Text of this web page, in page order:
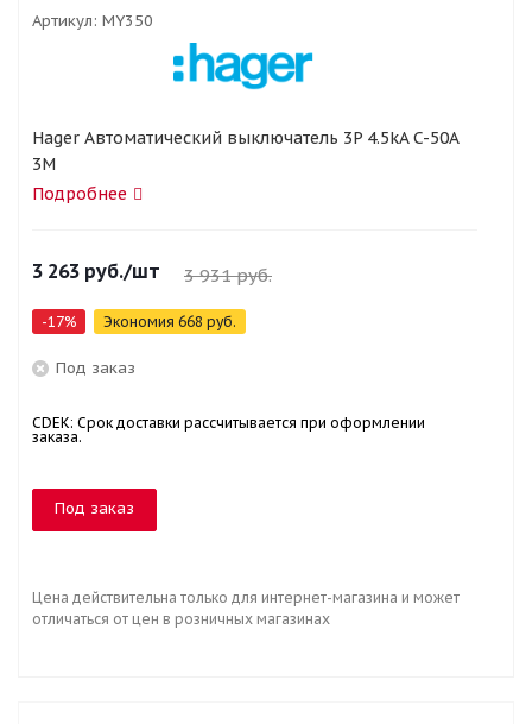
Артикул: MY350
Hager Автоматический выключатель 3P 4.5kA C-50A
3M
Подробнее
3 263 руб./шт 3 931руб.
-17% Экономия 668 руб.
Под заказ
CDEK: Срок доставки рассчитывается при оформлении
заказа.
Под заказ
Цена действительна только для интернет-магазина и может
отличаться от цен в розничных магазинах